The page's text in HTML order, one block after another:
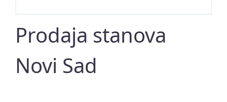
Prodaja stanova
Novi Sad